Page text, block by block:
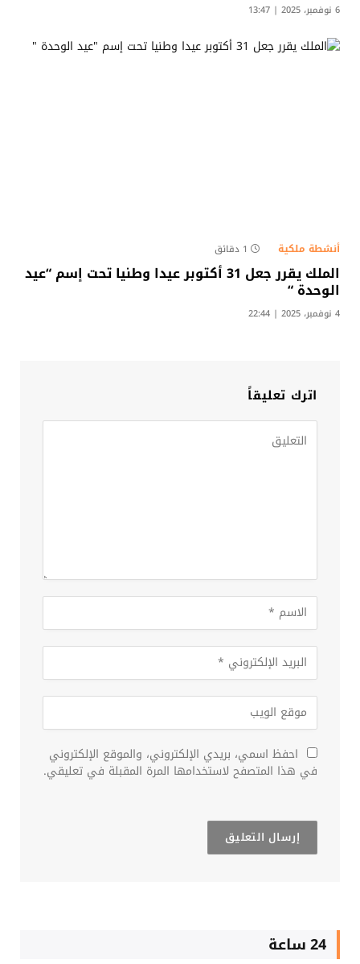
6 نوفمبر، 2025 | 13:47
أنشطة ملكية 1 دقائق
الملك يقرر جعل 31 أكتوبر عيدا وطنيا تحت إسم “عيد
الوحدة “
4 نوفمبر، 2025 | 22:44
اترك تعليقاً
احفظ اسمي، بريدي الإلكتروني، والموقع الإلكتروني
في هذا المتصفح لاستخدامها المرة المقبلة في تعليقي.
24 ساعة